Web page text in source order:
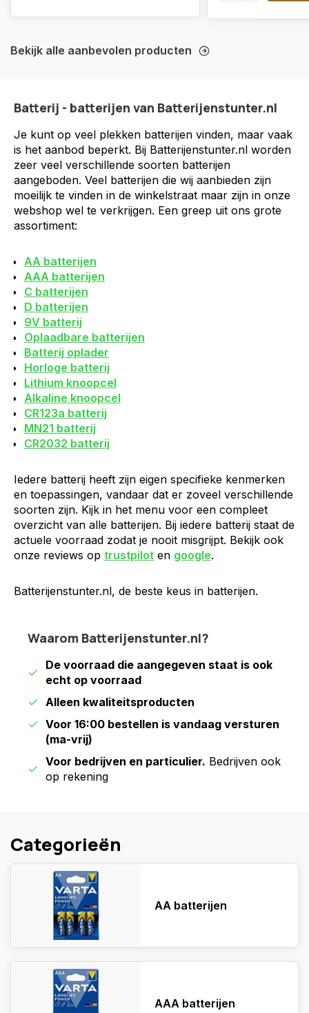
Bekijk alle aanbevolen producten
Batterij - batterijen van Batterijenstunter.nl
Je kunt op veel plekken batterijen vinden, maar vaak
is het aanbod beperkt. Bij Batterijenstunter.nl worden
zeer veel verschillende soorten batterijen
aangeboden. Veel batterijen die wij aanbieden zijn
moeilijk te vinden in de winkelstraat maar zijn in onze
webshop wel te verkrijgen. Een greep uit ons grote
assortiment:
AA batterijen
AAA batterijen
C batterijen
D batterijen
9V batterij
Oplaadbare batterijen
Batterij oplader
Horloge batterij
Lithium knoopcel
Alkaline knoopcel
CR123a batterij
MN21 batterij
CR2032 batterij
Iedere batterij heeft zijn eigen specifieke kenmerken
en toepassingen, vandaar dat er zoveel verschillende
soorten zijn. Kijk in het menu voor een compleet
overzicht van alle batterijen. Bij iedere batterij staat de
actuele voorraad zodat je nooit misgrijpt. Bekijk ook
onze reviews op trustpilot en google.
Batterijenstunter.nl, de beste keus in batterijen.
Waarom Batterijenstunter.nl?
De voorraad die aangegeven staat is ook
echt op voorraad
Alleen kwaliteitsproducten
Voor 16:00 bestellen is vandaag versturen
(ma-vrij)
Voor bedrijven en particulier. Bedrijven ook
op rekening
Categorieën
AA batterijen
AAA batterijen